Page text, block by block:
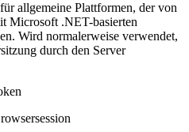
allgemeine Plattformen, der von
Microsoft .NET-basierten
Wird normalerweise verwendet,
durch den Server